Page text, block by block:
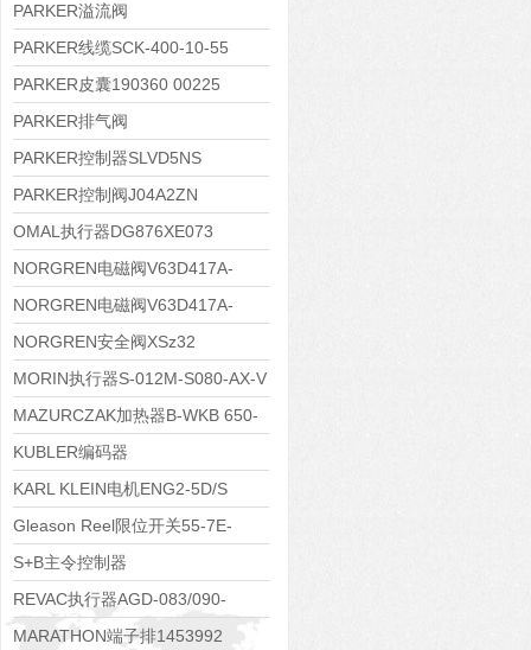
PARKER溢流阀
RE06M35W2N1KWXG087
PARKER线缆SCK-400-10-55
PARKER皮囊190360 00225
PARKER排气阀
VV01311G0QF1026-54507-H
PARKER控制器SLVD5NS
PARKER控制阀J04A2ZN
OMAL执行器DG876XE073
NORGREN电磁阀V63D417A-
A2000
NORGREN电磁阀V63D417A-
A213J
NORGREN安全阀XSz32
MORIN执行器S-012M-S080-AX-V
MAZURCZAK加热器B-WKB 650-
1000/4.5-380DS
KUBLER编码器
8.5020.4551.1024.9083
KARL KLEIN电机ENG2-5D/S
Gleason Reel限位开关55-7E-
4DP-WR-640
S+B主令控制器
VCS09611KKVRH240.240
REVAC执行器AGD-083/090-
05/07-A17-A
MARATHON端子排1453992